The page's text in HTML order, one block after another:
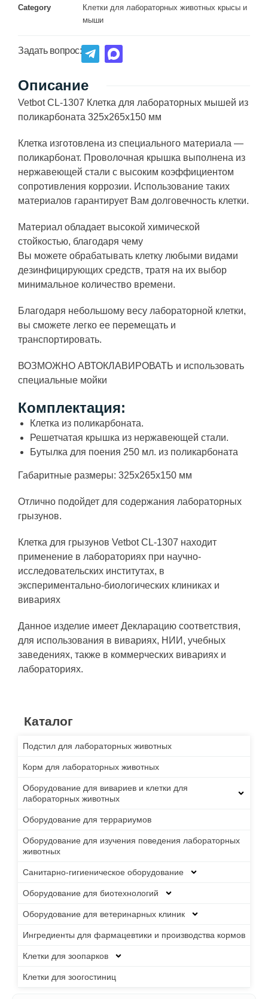
Каталог
Подстил для лабораторных животных
Корм для лабораторных животных
Оборудование для вивариев и клетки для
лабораторных животных
Оборудование для террариумов
Оборудование для изучения поведения лабораторных
животных
Санитарно-гигиеническое оборудование
Оборудование для биотехнологий
Оборудование для ветеринарных клиник
Ингредиенты для фармацевтики и производства кормов
Клетки для зоопарков
Клетки для зоогостиниц
Category
Клетки для лабораторных животных крысы и
мыши
Задать вопрос:
Описание
Vetbot CL-1307 Клетка для лабораторных мышей из
поликарбоната 325х265х150 мм
Клетка изготовлена из специального материала —
поликарбонат. Проволочная крышка выполнена из
нержавеющей стали с высоким коэффициентом
сопротивления коррозии. Использование таких
материалов гарантирует Вам долговечность клетки.
Материал обладает высокой химической
стойкостью, благодаря чему
Вы можете обрабатывать клетку любыми видами
дезинфицирующих средств, тратя на их выбор
минимальное количество времени.
Благодаря небольшому весу лабораторной клетки,
вы сможете легко ее перемещать и
транспортировать.
ВОЗМОЖНО АВТОКЛАВИРОВАТЬ и использовать
специальные мойки
Комплектация:
Клетка из поликарбоната.
Решетчатая крышка из нержавеющей стали.
Бутылка для поения 250 мл. из поликарбоната
Габаритные размеры: 325х265х150 мм
Отлично подойдет для содержания лабораторных
грызунов.
Клетка для грызунов Vetbot CL-1307 находит
применение в лабораториях при научно-
исследовательских институтах, в
экспериментально-биологических клиниках и
вивариях
Данное изделие имеет Декларацию соответствия,
для использования в вивариях, НИИ, учебных
заведениях, также в коммерческих вивариях и
лабораториях.